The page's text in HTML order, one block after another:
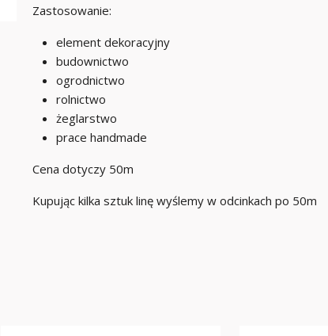
Zastosowanie:
element dekoracyjny
budownictwo
ogrodnictwo
rolnictwo
żeglarstwo
prace handmade
Cena dotyczy 50m
Kupując kilka sztuk linę wyślemy w odcinkach po 50m